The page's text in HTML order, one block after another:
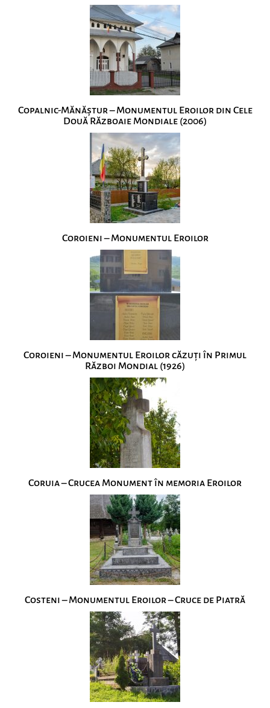
Copalnic-Mănăștur – Monumentul Eroilor din Cele
Două Războaie Mondiale (2006)
Coroieni – Monumentul Eroilor
Coroieni – Monumentul Eroilor căzuţi în Primul
Război Mondial (1926)
Coruia – Crucea Monument în memoria Eroilor
Costeni – Monumentul Eroilor – Cruce de Piatră